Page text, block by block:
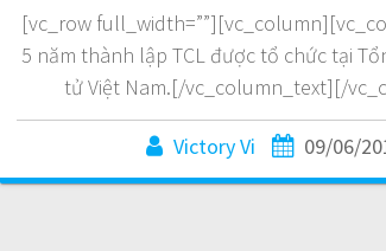
[vc_row
5 năm thành lập TCL được tổ chức tại
tử Việt Nam.[/vc_column_text][/
Victory Vi 09/06/